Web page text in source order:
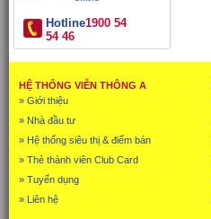
Hotline1900 54
54 46
HỆ THỐNG VIỄN THÔNG A
» Giới thiệu
» Nhà đầu tư
» Hệ thống siêu thị & điểm bán
» Thẻ thành viên Club Card
» Tuyển dụng
» Liên hệ